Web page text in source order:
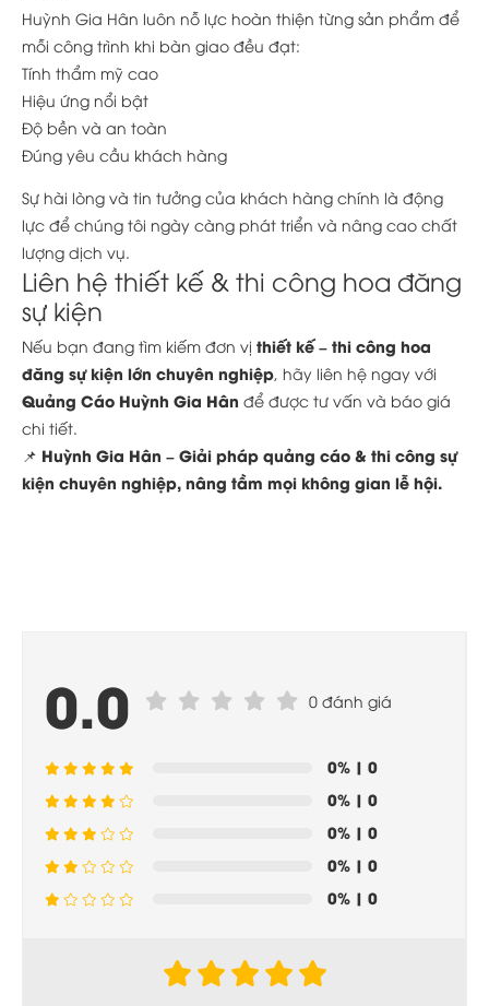
Huỳnh Gia Hân luôn nỗ lực hoàn thiện từng sản phẩm để
mỗi công trình khi bàn giao đều đạt:
Tính thẩm mỹ cao
Hiệu ứng nổi bật
Độ bền và an toàn
Đúng yêu cầu khách hàng
Sự hài lòng và tin tưởng của khách hàng chính là động
lực để chúng tôi ngày càng phát triển và nâng cao chất
lượng dịch vụ.
Liên hệ thiết kế & thi công hoa đăng
sự kiện
Nếu bạn đang tìm kiếm đơn vị thiết kế – thi công hoa
đăng sự kiện lớn chuyên nghiệp, hãy liên hệ ngay với
Quảng Cáo Huỳnh Gia Hân để được tư vấn và báo giá
chi tiết.
📌 Huỳnh Gia Hân – Giải pháp quảng cáo & thi công sự
kiện chuyên nghiệp, nâng tầm mọi không gian lễ hội.
0.0 0 đánh giá
0% | 0
0% | 0
0% | 0
0% | 0
0% | 0